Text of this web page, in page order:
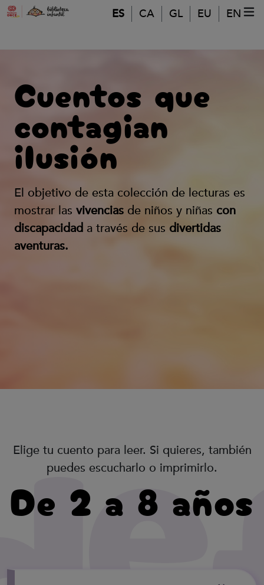
Pasar al contenido principal
ES CA GL EU EN
Cuentos que
contagian
ilusión
El objetivo de esta colección de lecturas es
mostrar las vivencias de niños y niñas con
discapacidad a través de sus divertidas
aventuras.
Elige tu cuento para leer. Si quieres, también
puedes escucharlo o imprimirlo.
De 2 a 8 años